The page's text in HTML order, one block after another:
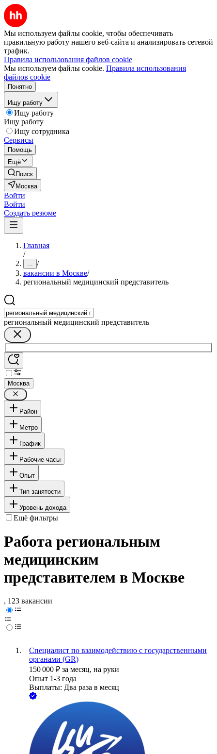
Мы используем файлы cookie, чтобы обеспечивать
правильную работу нашего веб-сайта и анализировать сетевой
трафик.
Правила использования файлов cookie
Мы используем файлы cookie. Правила использования
файлов cookie
Понятно
Ищу работу
Ищу работу
Ищу работу
Ищу сотрудника
Сервисы
Помощь
Ещё
Поиск
Москва
Войти
Войти
Создать резюме
Главная
/
... /
вакансии в Москве/
региональный медицинский представитель
региональный медицинский представитель
Москва
Район
Метро
График
Рабочие часы
Опыт
Тип занятости
Уровень дохода
Ещё фильтры
Работа региональным
медицинским
представителем в Москве
, 123 вакансии
Специалист по взаимодействию с государственными
органами (GR)
150 000 ₽ за месяц, на руки
Опыт 1-3 года
Выплаты: Два раза в месяц